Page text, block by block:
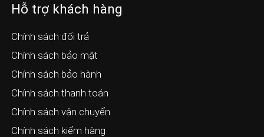
Hỗ trợ khách hàng
Chính sách đổi trả
Chính sách bảo mật
Chính sách bảo hành
Chính sách thanh toán
Chính sách vận chuyển
Chính sách kiểm hàng